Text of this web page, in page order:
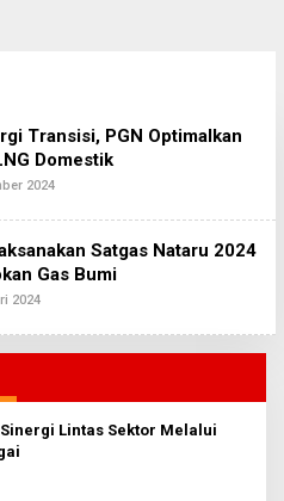
Transisi, PGN Optimalkan
Domestik
2024O
E
R
E
D
S
I
Satgas Nataru 2024
Gas Bumi
2024O
E
H
D
K
Lintas Sektor Melalui